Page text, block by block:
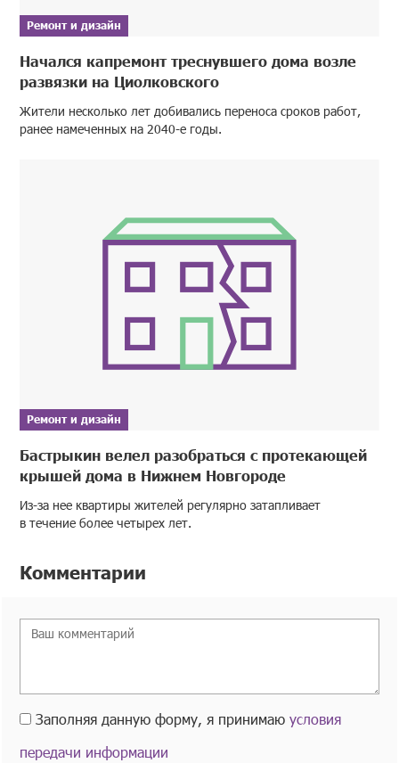
Ремонт и дизайн
Начался капремонт треснувшего дома возле
развязки на Циолковского
Жители несколько лет добивались переноса сроков работ,
ранее намеченных на 2040-е годы.
Ремонт и дизайн
Бастрыкин велел разобраться с протекающей
крышей дома в Нижнем Новгороде
Из-за нее квартиры жителей регулярно затапливает
в течение более четырех лет.
Комментарии
Заполняя данную форму, я принимаюусловия
передачи информации